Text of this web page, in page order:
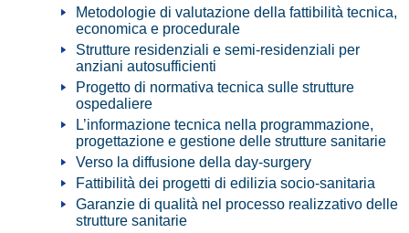
Metodologie di valutazione della fattibilità tecnica,
economica e procedurale
Strutture residenziali e semi-residenziali per
anziani autosufficienti
Progetto di normativa tecnica sulle strutture
ospedaliere
L’informazione tecnica nella programmazione,
progettazione e gestione delle strutture sanitarie
Verso la diffusione della day-surgery
Fattibilità dei progetti di edilizia socio-sanitaria
Garanzie di qualità nel processo realizzativo delle
strutture sanitarie